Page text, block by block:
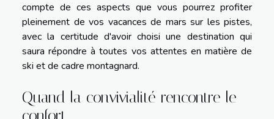
compte de ces aspects que vous pourrez profiter
pleinement de vos vacances de mars sur les pistes,
avec la certitude d'avoir choisi une destination qui
saura répondre à toutes vos attentes en matière de
ski et de cadre montagnard.
Quand la convivialité rencontre le